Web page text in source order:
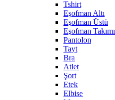
Tshirt
Eşofman Altı
Eşofman Üstü
Eşofman Takımı
Pantolon
Tayt
Bra
Atlet
Şort
Etek
Elbise